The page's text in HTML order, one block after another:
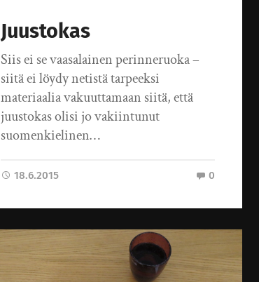
Juustokas
Siis ei se vaasalainen perinneruoka –
siitä ei löydy netistä tarpeeksi
materiaalia vakuuttamaan siitä, että
juustokas olisi jo vakiintunut
suomenkielinen…
18.6.2015 0